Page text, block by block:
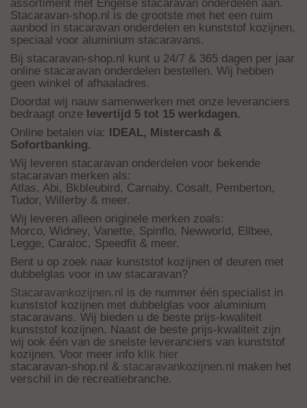
assortiment met Engelse stacaravan onderdelen aan.
Stacaravan-shop.nl is de grootste met het een ruim
aanbod in stacaravan onderdelen en kunststof kozijnen,
speciaal voor aluminium stacaravans.
Bij stacaravan-shop.nl kunt u 24/7 & 365 dagen per jaar
online stacaravan onderdelen bestellen. Wij hebben
geen winkel of afhaaladres.
Doordat wij nauw samenwerken met onze leveranciers
bedraagt onze levertijd 5 tot 15 werkdagen.
Online betalen via: IDEAL, Mistercash &
Sofortbanking.
Wij leveren stacaravan onderdelen voor bekende
stacaravan merken als:
Atlas, Abi, Bkbleubird, Carnaby, Cosalt, Pemberton,
Tudor, Willerby & meer.
Wij leveren alleen originele merken zoals:
Morco, Widney, Vanette, Spinflo, Newworld, Ellbee,
Legge, Caraloc, Speedfit & meer.
Bent u op zoek naar kunststof kozijnen of deuren met
dubbelglas voor in uw stacaravan?
Stacaravankozijnen.nl is de nummer één specialist in
kunststof kozijnen met dubbelglas voor aluminium
stacaravans. Wij bieden u de beste prijs-kwaliteit
kunststof kozijnen. Naast de beste prijs-kwaliteit zijn
wij ook één van de snelste leveranciers van kunststof
kozijnen. Voor meer info klik hier
stacaravan-shop.nl & stacaravankozijnen.nl maken het
verschil in de recreatiebranche.